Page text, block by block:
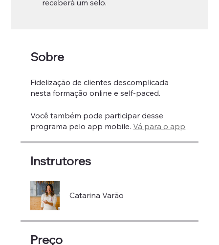
receberá um selo.
Sobre
Fidelização de clientes descomplicada
nesta formação online e self-paced.
Você também pode participar desse
programa pelo app mobile. Vá para o app
Instrutores
Catarina Varão
Preço